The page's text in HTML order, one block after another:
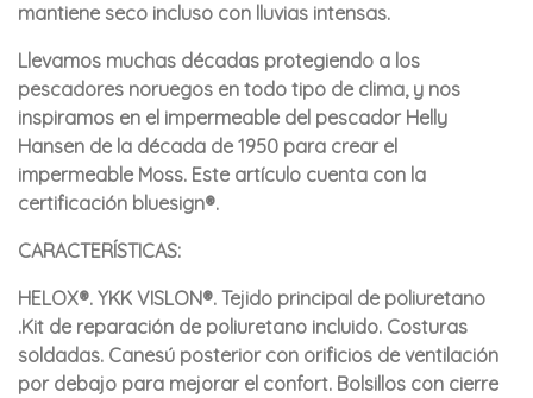
mantiene seco incluso con lluvias intensas.
Llevamos muchas décadas protegiendo a los
pescadores noruegos en todo tipo de clima, y nos
inspiramos en el impermeable del pescador Helly
Hansen de la década de 1950 para crear el
impermeable Moss. Este artículo cuenta con la
certificación bluesign®.
CARACTERÍSTICAS:
HELOX®. YKK VISLON®. Tejido principal de poliuretano
.Kit de reparación de poliuretano incluido. Costuras
soldadas. Canesú posterior con orificios de ventilación
por debajo para mejorar el confort. Bolsillos con cierre